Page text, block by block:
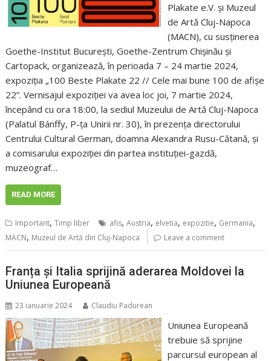
Plakate e.V. și Muzeul
de Artă Cluj-Napoca
(MACN), cu susținerea
Goethe-Institut București, Goethe-Zentrum Chișinău și
Cartopack, organizează, în perioada 7 – 24 martie 2024,
expoziția „100 Beste Plakate 22 // Cele mai bune 100 de afișe
22”. Vernisajul expoziției va avea loc joi, 7 martie 2024,
începând cu ora 18:00, la sediul Muzeului de Artă Cluj-Napoca
(Palatul Bánffy, P-ța Unirii nr. 30), în prezența directorului
Centrului Cultural German, doamna Alexandra Rusu-Cătană, și
a comisarului expoziției din partea instituției-gazdă,
muzeograf…
READ MORE
Important,Timp liber afis,Austria, elvetia, expozitie, Germania,
MACN, Muzeul de Artă din Cluj-Napoca Leave a comment
Franța și Italia sprijină aderarea Moldovei la
Uniunea Europeană
23 ianuarie 2024 Claudiu Padurean
Uniunea Europeană
trebuie să sprijine
parcursul european al